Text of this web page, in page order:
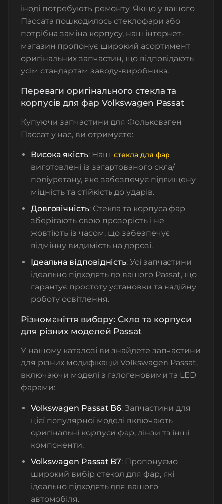
іноді потребують ремонту. Якщо у вашого
Пассата пошкодилось стеклофари або
потрібна заміна корпусу, наш інтернет-
магазин пропонує широкий асортимент
оригінальних запчастин, що відповідають
усім стандартам заводу-виробника.
Переваги оригінального стекла та
корпусів для фар Volkswagen Passat
Купуючи запчастини для Фольксваген
Пассат у нас, ви отримуєте:
Висока якість: Наші стекла для фар
виготовлені із загартованого скла/
поліуретану, яке забезпечує підвищену
міцність та стійкість до ударів.
Довговічність: Стекла та корпуса фар
зберігають свою прозорість і не
жовтіють із часом, що забезпечує
відмінну видимість на дорозі.
Ідеальна відповідність: Усі запчастини
ідеально підходять до вашого Passat, що
гарантує простоту установки та надійну
роботу освітлення.
Різноманіття вибору: Скло та корпуси
для різних моделей Passat
У нашому каталозі ви знайдете запчастини
для різних модифікацій Volkswagen Passat,
включаючи моделі з галогеновими та LED
фарами:
Volkswagen Passat B6: Запчастини для
цієї популярної моделі включають
оригінальні корпуси фар, лінзи та інші
компоненти.
Volkswagen Passat B7: Пропонуємо
широкий вибір стекол для фар, які
ідеально підходять для вашого
автомобіля.